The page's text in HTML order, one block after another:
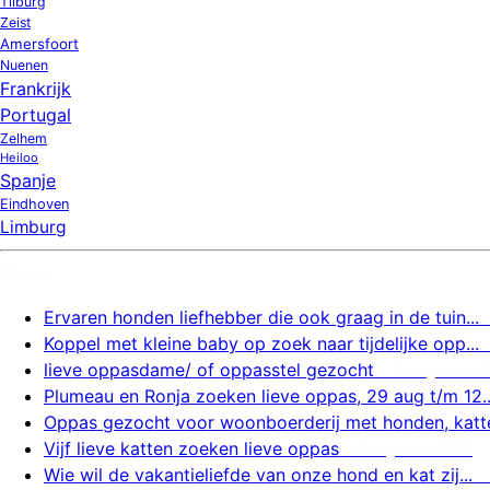
Zeist
Amersfoort
Nuenen
Frankrijk
Portugal
Zelhem
Heiloo
Spanje
Eindhoven
Limburg
Ervaren honden liefhebber die ook graag in de tuin...
Koppel met kleine baby op zoek naar tijdelijke opp...
lieve oppasdame/ of oppasstel gezocht
Plumeau en Ronja zoeken lieve oppas, 29 aug t/m
Oppas gezocht voor woonboerderij met honden,
Vijf lieve katten zoeken lieve oppas
Wie wil de vakantieliefde van onze hond en kat zij...